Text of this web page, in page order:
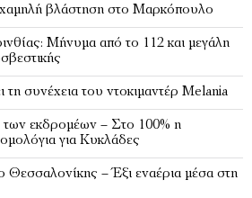
βλάστηση στο Μαρκόπουλο
Μήνυμα από το 112 και μεγάλη
συνέχεια του ντοκιμαντέρ Melania
εκδρομέων – Στο 100% η
για Κυκλάδες
– Έξι εναέρια μέσα στη